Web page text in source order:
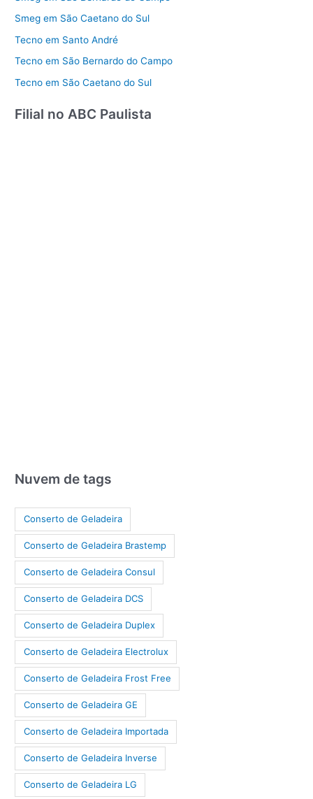
Smeg em São Caetano do Sul
Tecno em Santo André
Tecno em São Bernardo do Campo
Tecno em São Caetano do Sul
Filial no ABC Paulista
Nuvem de tags
Conserto de Geladeira
Conserto de Geladeira Brastemp
Conserto de Geladeira Consul
Conserto de Geladeira DCS
Conserto de Geladeira Duplex
Conserto de Geladeira Electrolux
Conserto de Geladeira Frost Free
Conserto de Geladeira GE
Conserto de Geladeira Importada
Conserto de Geladeira Inverse
Conserto de Geladeira LG